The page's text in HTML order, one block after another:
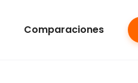
Comparaciones